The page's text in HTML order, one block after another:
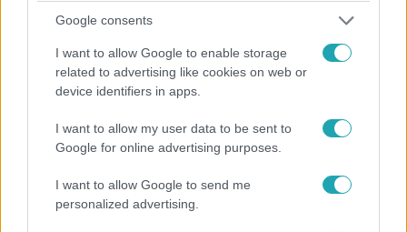
Google consents
I want to allow Google to enable storage
related to advertising like cookies on web or
device identifiers in apps.
I want to allow my user data to be sent to
Google for online advertising purposes.
I want to allow Google to send me
personalized advertising.
2022. december 6. 21:40